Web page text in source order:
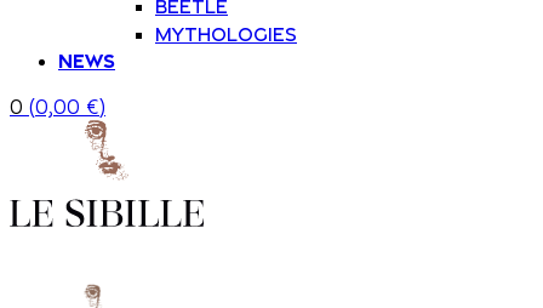
Beetle
Mythologies
News
0 (0,00 €)